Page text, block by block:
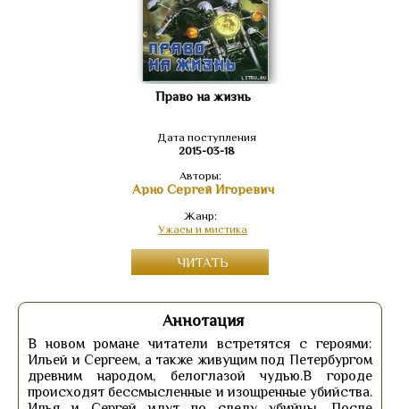
Право на жизнь
Дата поступления
2015-03-18
Авторы:
Арно Сергей Игоревич
Жанр:
Ужасы и мистика
ЧИТАТЬ
Аннотация
В новом романе читатели встретятся с героями:
Ильей и Сергеем, а также живущим под Петербургом
древним народом, белоглазой чудью.В городе
происходят бессмысленные и изощренные убийства.